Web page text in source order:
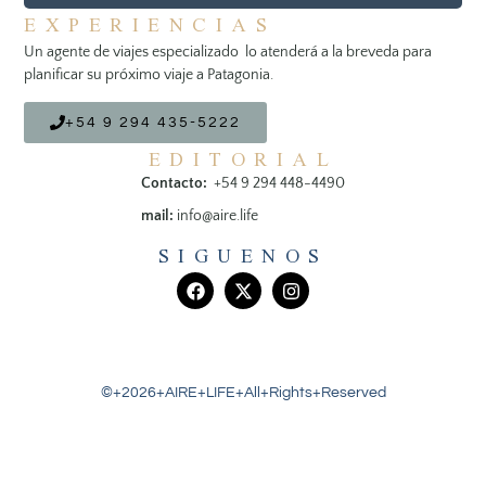
EXPERIENCIAS
Un agente de viajes especializado lo atenderá a la breveda para
planificar su próximo viaje a Patagonia.
+54 9 294 435-5222
EDITORIAL
Contacto: +54 9 294 448-4490
mail: info@aire.life
SIGUENOS
©+2026+AIRE+LIFE+All+Rights+Reserved